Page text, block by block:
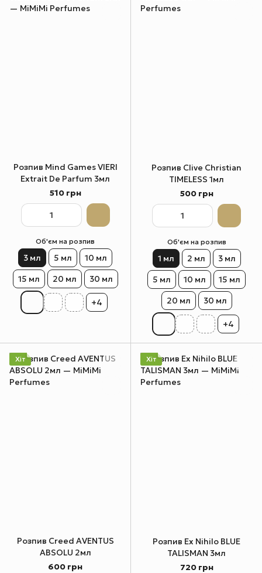
Розпив Mind Games VIERI
Extrait De Parfum 3мл
510 грн
Об'єм на розпив
3 мл 5 мл
10 мл
15 мл
20 мл 30 мл
+4
Розпив Clive Christian
TIMELESS 1мл
500 грн
Об'єм на розпив
1 мл 2 мл
3 мл
5 мл
10 мл
15 мл
20 мл
30 мл
+4
Хіт
Розпив Creed AVENTUS
ABSOLU 2мл
600 грн
Хіт
Розпив Ex Nihilo BLUE
TALISMAN 3мл
720 грн